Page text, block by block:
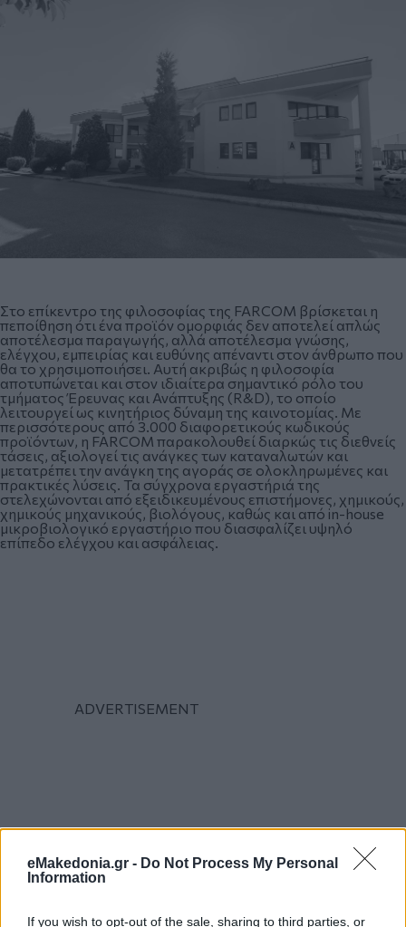
eMakedonia.gr - Do Not Process My Personal
Information
If you wish to opt-out of the sale, sharing to third parties, or
Στο επίκεντρο της φιλοσοφίας της FARCOM βρίσκεται η
πεποίθηση ότι ένα προϊόν ομορφιάς δεν αποτελεί απλώς
αποτέλεσμα παραγωγής, αλλά αποτέλεσμα γνώσης,
ελέγχου, εμπειρίας και ευθύνης απέναντι στον άνθρωπο που
θα το χρησιμοποιήσει. Αυτή ακριβώς η φιλοσοφία
αποτυπώνεται και στον ιδιαίτερα σημαντικό ρόλο του
τμήματος Έρευνας και Ανάπτυξης (R&D), το οποίο
λειτουργεί ως κινητήριος δύναμη της καινοτομίας. Με
περισσότερους από 3.000 διαφορετικούς κωδικούς
προϊόντων, η FARCOM παρακολουθεί διαρκώς τις διεθνείς
τάσεις, αξιολογεί τις ανάγκες των καταναλωτών και
μετατρέπει την ανάγκη της αγοράς σε ολοκληρωμένες και
πρακτικές λύσεις. Τα σύγχρονα εργαστήριά της
στελεχώνονται από εξειδικευμένους επιστήμονες, χημικούς,
χημικούς μηχανικούς, βιολόγους, καθώς και από in-house
μικροβιολογικό εργαστήριο που διασφαλίζει υψηλό
επίπεδο ελέγχου και ασφάλειας.